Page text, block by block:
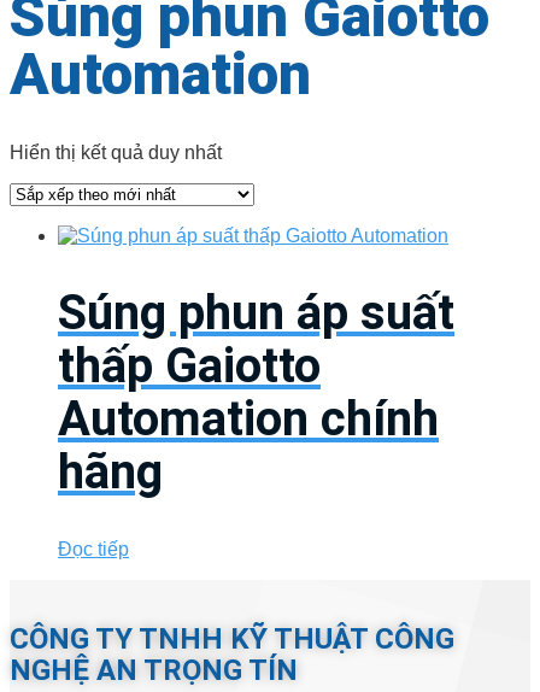
Súng phun Gaiotto
Automation
Hiển thị kết quả duy nhất
Súng phun áp suất
thấp Gaiotto
Automation chính
hãng
Đọc tiếp
CÔNG TY TNHH KỸ THUẬT CÔNG
NGHỆ AN TRỌNG TÍN